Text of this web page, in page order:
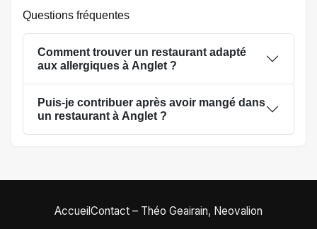
Questions fréquentes
Comment trouver un restaurant adapté
aux allergiques à Anglet ?
Puis-je contribuer après avoir mangé dans
un restaurant à Anglet ?
AccueilContact – Théo Geairain, Neovalion